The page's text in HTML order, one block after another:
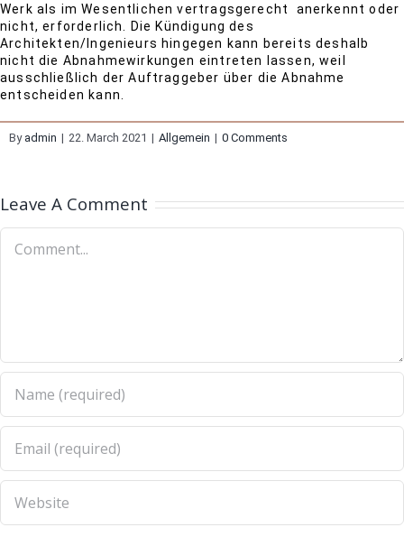
Werk als im Wesentlichen vertragsgerecht anerkennt oder
nicht, erforderlich. Die Kündigung des
Architekten/Ingenieurs hingegen kann bereits deshalb
nicht die Abnahmewirkungen eintreten lassen, weil
ausschließlich der Auftraggeber über die Abnahme
entscheiden kann.
By admin | 22. March 2021 | Allgemein | 0 Comments
Leave A Comment